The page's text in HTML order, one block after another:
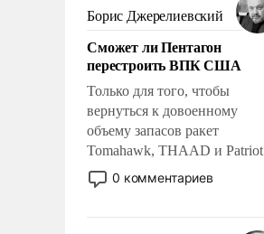
Борис Джерелиевский
Сможет ли Пентагон
перестроить ВПК США
Только для того, чтобы
вернуться к довоенному
объему запасов ракет
Tomahawk, THAAD и Patriot
США потребуется более трех
лет. Даже небольшая война с
0 комментариев